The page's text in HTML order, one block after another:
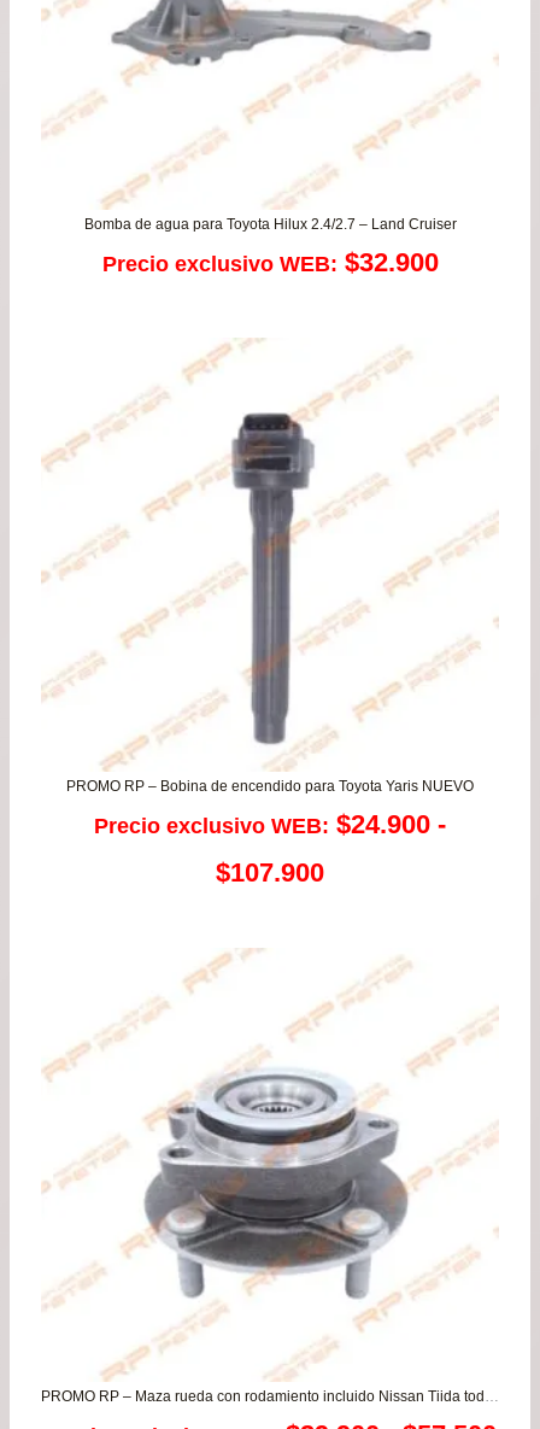
Bomba de agua para Toyota Hilux 2.4/2.7 – Land Cruiser
Precio exclusivo WEB: $32.900
PROMO RP – Bobina de encendido para Toyota Yaris NUEVO
Precio exclusivo WEB: $24.900 -
$107.900Rango
precios:
desde
$24.900
hasta
$107.900